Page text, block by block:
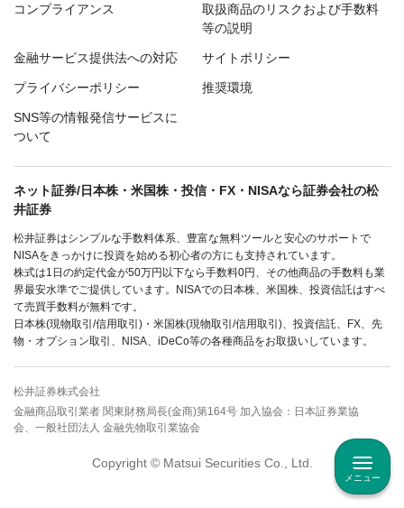
メニュー
コンプライアンス
取扱商品のリスクおよび手数料
等の説明
金融サービス提供法への対応 サイトポリシー
プライバシーポリシー 推奨環境
SNS等の情報発信サービスに
ついて
ネット証券/日本株・米国株・投信・FX・NISAなら証券会社の松
井証券
松井証券はシンプルな手数料体系、豊富な無料ツールと安心のサポートで
NISAをきっかけに投資を始める初心者の方にも支持されています。
株式は1日の約定代金が50万円以下なら手数料0円、その他商品の手数料も業
界最安水準でご提供しています。NISAでの日本株、米国株、投資信託はすべ
て売買手数料が無料です。
日本株(現物取引/信用取引)・米国株(現物取引/信用取引)、投資信託、FX、先
物・オプション取引、NISA、iDeCo等の各種商品をお取扱いしています。
松井証券株式会社
金融商品取引業者 関東財務局長(金商)第164号 加入協会：日本証券業協
会、一般社団法人 金融先物取引業協会
Copyright © Matsui Securities Co., Ltd.